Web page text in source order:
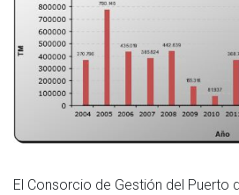
El Consorcio de Gestión del Puerto